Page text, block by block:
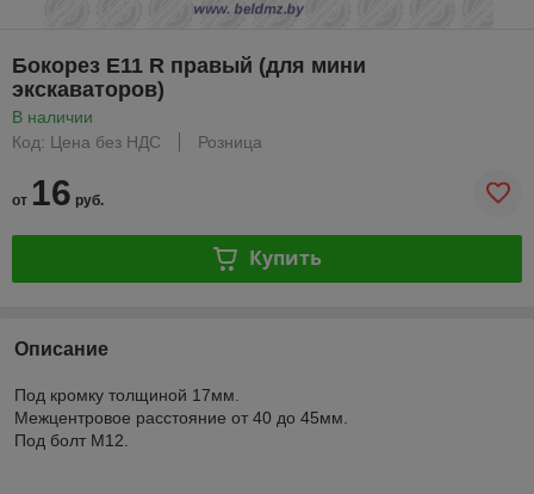
Бокорез E11 R правый (для мини
экскаваторов)
В наличии
Код: Цена без НДС
Розница
от 16 руб.
Купить
Описание
Под кромку толщиной 17мм.
Межцентровое расстояние от 40 до 45мм.
Под болт М12.